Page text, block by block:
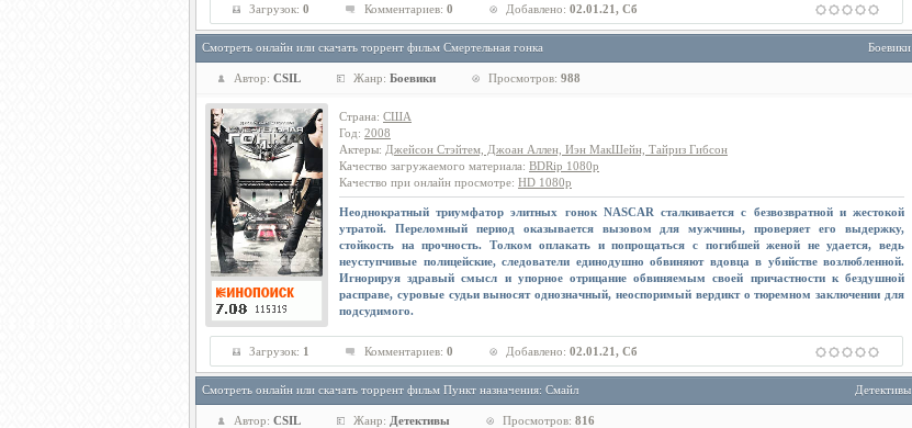
Загрузок: 0 Комментариев: 0 Добавлено: 02.01.21, Сб
Боевики
Смотреть онлайн или скачать торрент фильм Смертельная гонка
Автор: CSIL Жанр: Боевики Просмотров: 988
Страна: США
Год: 2008
Актеры: Джейсон Стэйтем, Джоан Аллен, Иэн МакШейн, Тайриз Гибсон
Качество загружаемого материала: BDRip 1080p
Качество при онлайн просмотре: HD 1080p
Неоднократный триумфатор элитных гонок NASCAR сталкивается с безвозвратной и жестокой
утратой. Переломный период оказывается вызовом для мужчины, проверяет его выдержку,
стойкость на прочность. Толком оплакать и попрощаться с погибшей женой не удается, ведь
неуступчивые полицейские, следователи единодушно обвиняют вдовца в убийстве возлюбленной.
Игнорируя здравый смысл и упорное отрицание обвиняемым своей причастности к бездушной
расправе, суровые судьи выносят однозначный, неоспоримый вердикт о тюремном заключении для
подсудимого.
Загрузок: 1 Комментариев: 0 Добавлено: 02.01.21, Сб
Детективы
Смотреть онлайн или скачать торрент фильм Пункт назначения: Смайл
Автор: CSIL Жанр: Детективы Просмотров: 816